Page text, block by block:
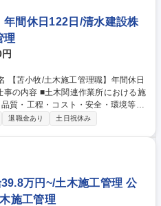
する教育制度も充実しており、会社
募集職種 【札幌/土木
株式会社の子会社
年間休日122日/清水建設株
理
質・工程・コスト・安全・環境等の
まで、一連の業務をお任せいたしま
】資格取得の際には奨励金と月額手
教育制度も充実しており、会社を挙
【苫小牧/土木施
式会社の子会社
退職金あり 土日祝休み
万円~/土木施工管理 公
施工管理